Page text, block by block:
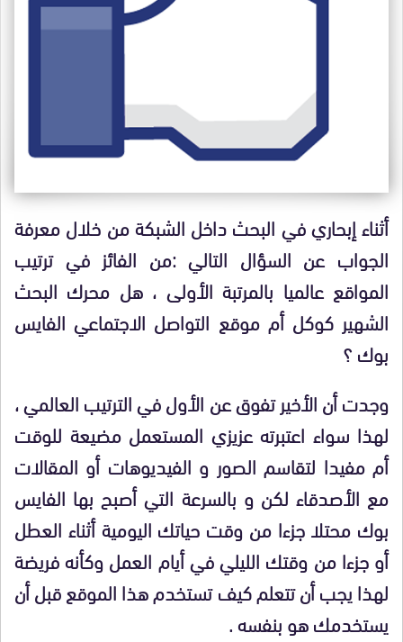
أثناء إبحاري في البحث داخل الشبكة من خلال معرفة
الجواب عن السؤال التالي :من الفائز في ترتيب
المواقع عالميا بالمرتبة الأولى ، هل محرك البحث
الشهير كوكل أم موقع التواصل الاجتماعي الفايس
بوك ؟
وجدت أن الأخير تفوق عن الأول في الترتيب العالمي ،
لهذا سواء اعتبرته عزيزي المستعمل مضيعة للوقت
أم مفيدا لتقاسم الصور و الفيديوهات أو المقالات
مع الأصدقاء لكن و بالسرعة التي أصبح بها الفايس
بوك محتلا جزءا من وقت حياتك اليومية أثناء العطل
أو جزءا من وقتك الليلي في أيام العمل وكأنه فريضة
لهذا يجب أن تتعلم كيف تستخدم هذا الموقع قبل أن
يستخدمك هو بنفسه .